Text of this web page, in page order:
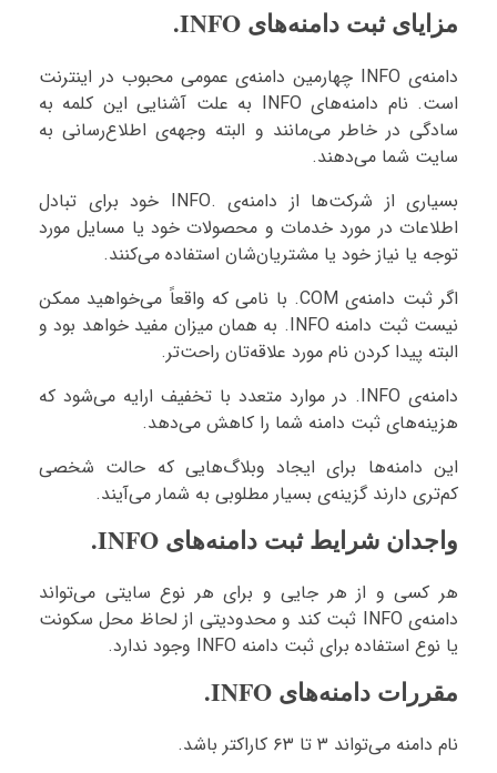
مزایای ثبت دامنه‌های INFO.
دامنه‌ی INFO چهارمین دامنه‌ی عمومی محبوب در اینترنت
است. نام دامنه‌های INFO به علت آشنایی این کلمه به
سادگی در خاطر می‌مانند و البته وجهه‌ی اطلاع‌رسانی به
سایت شما می‌دهند.
بسیاری از شرکت‌ها از دامنه‌ی .INFO خود برای تبادل
اطلاعات در مورد خدمات و محصولات خود یا مسایل مورد
توجه یا نیاز خود یا مشتریان‌شان استفاده می‌کنند.
اگر ثبت دامنه‌ی COM. با نامی که واقعاً می‌خواهید ممکن
نیست ثبت دامنه INFO. به همان میزان مفید خواهد بود و
البته پیدا کردن نام مورد علاقه‌تان راحت‌تر.
دامنه‌ی INFO. در موارد متعدد با تخفیف ارایه می‌شود که
هزینه‌های ثبت دامنه شما را کاهش می‌دهد.
این دامنه‌ها برای ایجاد وبلاگ‌هایی که حالت شخصی
کم‌تری دارند گزینه‌ی بسیار مطلوبی به شمار می‌آیند.
واجدان شرایط ثبت دامنه‌های INFO.
هر کسی و از هر جایی و برای هر نوع سایتی می‌تواند
دامنه‌ی INFO ثبت کند و محدودیتی از لحاظ محل سکونت
یا نوع استفاده برای ثبت دامنه INFO وجود ندارد.
مقررات دامنه‌های INFO.
نام دامنه می‌تواند ۳ تا ۶۳ کاراکتر باشد.